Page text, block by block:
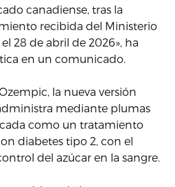
canadiense, tras la
recibida del Ministerio
28 de abril de 2026», ha
en un comunicado.
la nueva versión
mediante plumas
como un tratamiento
diabetes tipo 2, con el
del azúcar en la sangre.